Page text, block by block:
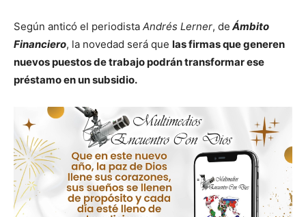
Según anticó el periodista Andrés Lerner, de Ámbito
Financiero, la novedad será que las firmas que generen
nuevos puestos de trabajo podrán transformar ese
préstamo en un subsidio.